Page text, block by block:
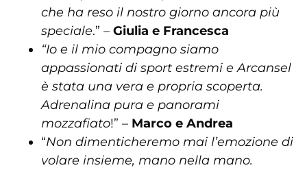
che ha reso il nostro giorno ancora più
speciale.” – Giulia e Francesca
“Io e il mio compagno siamo
appassionati di sport estremi e Arcansel
è stata una vera e propria scoperta.
Adrenalina pura e panorami
mozzafiato!” – Marco e Andrea
“Non dimenticheremo mai l’emozione di
volare insieme, mano nella mano.